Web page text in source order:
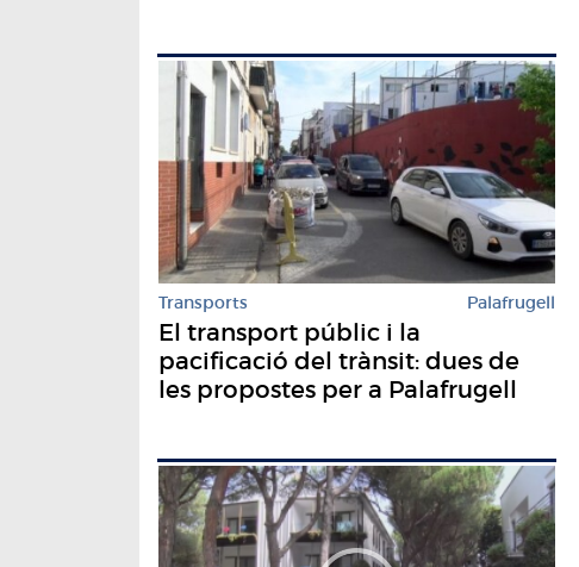
Transports Palafrugell
El transport públic i la
pacificació del trànsit: dues de
les propostes per a Palafrugell